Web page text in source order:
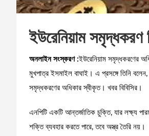
ইউরেনিয়াম
অনলাইন সংস্করণ :ইউরেনিয়াম সমৃদ্ধকরণের
মুখপাত্র ইসমাইল বাঘাই। এ প্রসঙ্গে তিনি
সমৃদ্ধকরণের অধিকার স্বীকৃত। খবর বিবিসির।
এনপিটি একটি আন্তর্জাতিক চুক্তি, যার লক্ষ্য
শক্তি ব্যবহার করতে পারে, তবে অস্ত্র তৈরি নয়।